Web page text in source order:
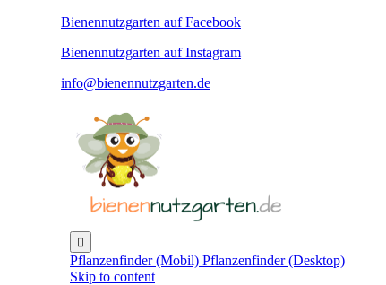
Bienennutzgarten auf Facebook
Bienennutzgarten auf Instagram
info@bienennutzgarten.de

Pflanzenfinder (Mobil) Pflanzenfinder (Desktop)
Skip to content